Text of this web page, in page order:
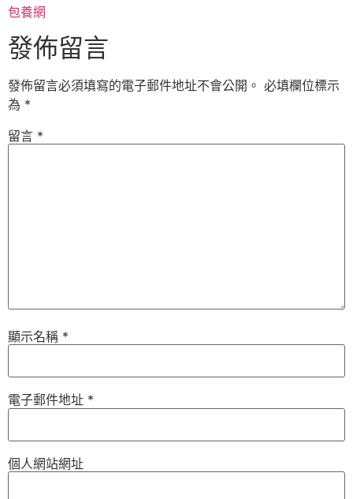
包養網
發佈留言
發佈留言必須填寫的電子郵件地址不會公開。 必填欄位標示
為 *
留言 *
顯示名稱 *
電子郵件地址 *
個人網站網址